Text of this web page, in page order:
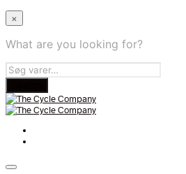
×
What are you looking for?